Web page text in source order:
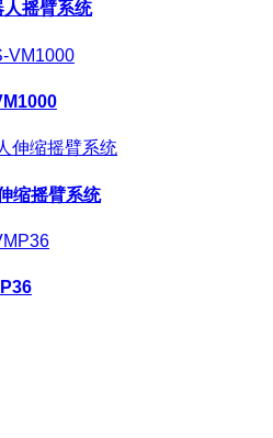
摇臂系统
缩摇臂系统